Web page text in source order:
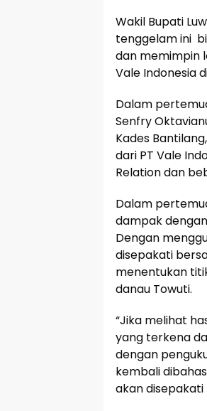
Wakil Bupati
tenggelam ini
dan memimpin
Vale Indonesia
Dalam
Senfry
Kades
dari PT Vale
Relation dan
Dalam
dampak
Dengan
disepakati
menentukan
danau Towuti.
“Jika melihat
yang terkena
dengan
kembali
akan disepakati